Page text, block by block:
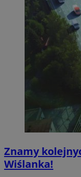
Znamy
Wiślanka!